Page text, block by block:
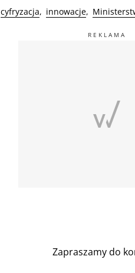
cyfryzacja innowacje
Zapraszamy do